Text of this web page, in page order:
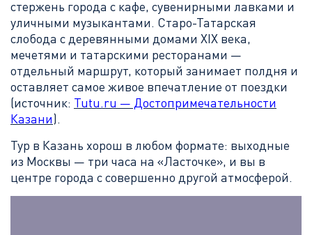
стержень города с кафе, сувенирными лавками и
уличными музыкантами. Старо-Татарская
слобода с деревянными домами XIX века,
мечетями и татарскими ресторанами —
отдельный маршрут, который занимает полдня и
оставляет самое живое впечатление от поездки
(источник: Tutu.ru — Достопримечательности
Казани).
Тур в Казань хорош в любом формате: выходные
из Москвы — три часа на «Ласточке», и вы в
центре города с совершенно другой атмосферой.